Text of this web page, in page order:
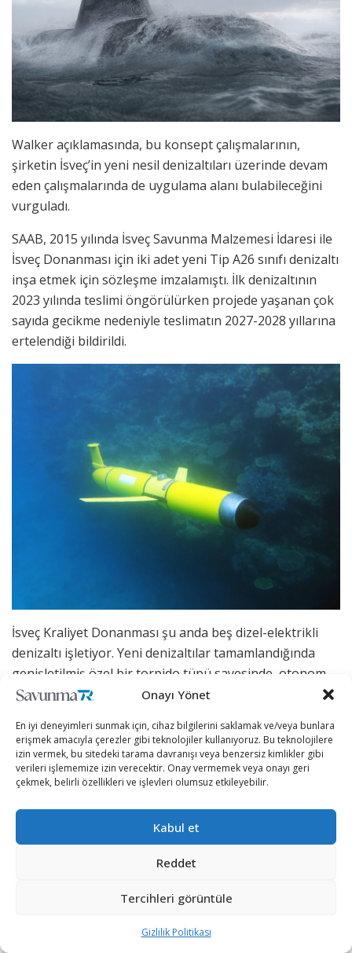
Onayı Yönet
En iyi deneyimleri sunmak için, cihaz bilgilerini saklamak ve/veya bunlara
erişmek amacıyla çerezler gibi teknolojiler kullanıyoruz. Bu teknolojilere
izin vermek, bu sitedeki tarama davranışı veya benzersiz kimlikler gibi
verileri işlememize izin verecektir. Onay vermemek veya onayı geri
çekmek, belirli özellikleri ve işlevleri olumsuz etkileyebilir.
Kabul et
Reddet
Tercihleri görüntüle
Gizlilik Politikası
Walker açıklamasında, bu konsept çalışmalarının,
şirketin İsveç’in yeni nesil denizaltıları üzerinde devam
eden çalışmalarında de uygulama alanı bulabileceğini
vurguladı.
SAAB, 2015 yılında İsveç Savunma Malzemesi İdaresi ile
İsveç Donanması için iki adet yeni Tip A26 sınıfı denizaltı
inşa etmek için sözleşme imzalamıştı. İlk denizaltının
2023 yılında teslimi öngörülürken projede yaşanan çok
sayıda gecikme nedeniyle teslimatın 2027-2028 yıllarına
ertelendiği bildirildi.
İsveç Kraliyet Donanması şu anda beş dizel-elektrikli
denizaltı işletiyor. Yeni denizaltılar tamamlandığında
genişletilmiş özel bir torpido tüpü sayesinde, otonom
insansız su altı araçları ve özel kuvvet operasyonları için
sunacak.
İsveç Savunma Bakanlığı, İsveç Donanması’nın
mayın karşı tedbirleri (MCM) ihtiyaçlarını karşılamak için
hafif, otonom su altı araçlarının satın alınmasıyla da
ilgileniyor. Öngörülen su altı araçlarının yaklaşık 14
milyon dolara mal olacağı ve sert şişme botlara binen
mürettebatın idare edebileceği kadar hafif olacağı